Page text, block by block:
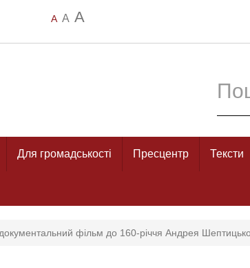
A A A
Для громадськості Пресцентр Тексти
фільм до 160-річчя Андрея